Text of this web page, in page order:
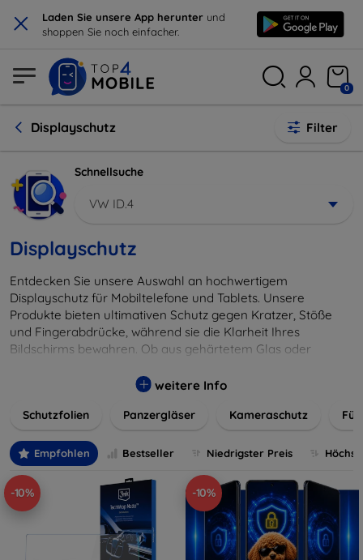
× Laden Sie unsere App herunter und
shoppen Sie noch einfacher.
0
Displayschutz Filter
Schnellsuche
VW ID.4
Displayschutz
Entdecken Sie unsere Auswahl an hochwertigem
Displayschutz für Mobiltelefone und Tablets. Unsere
Produkte bieten ultimativen Schutz gegen Kratzer, Stöße
und Fingerabdrücke, während sie die Klarheit Ihres
Bildschirms bewahren. Ob aus gehärtetem Glas oder
installieren und passgenau für jedes Gerät, um eine
wertvolles Gerät mit unseren langlebigen und zuverlässigen
digitales Erlebnis.
weitere Info
Schutzfolien Panzergläser Kameraschutz
Empfohlen Bestseller Niedrigster Preis
-10% -10%